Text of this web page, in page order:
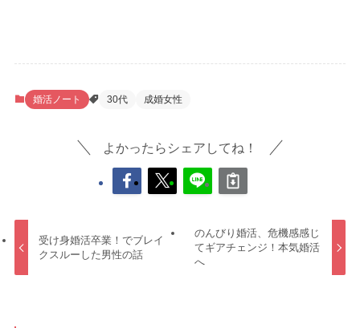
婚活ノート 30代 成婚女性
よかったらシェアしてね！
受け身婚活卒業！でブレイ
クスルーした男性の話
のんびり婚活、危機感感じ
てギアチェンジ！本気婚活
へ